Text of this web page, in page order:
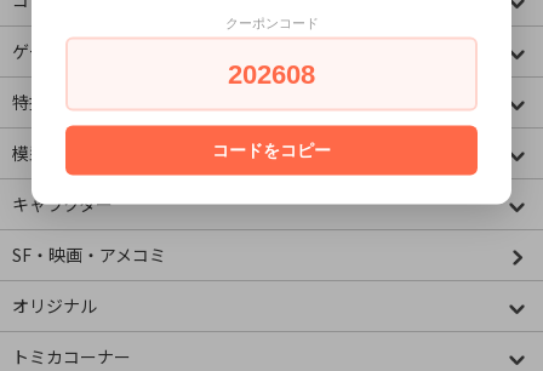
ゲームキャラクター
特撮・ヒーロー
模型・ミニチュア
キャラクター
SF・映画・アメコミ
オリジナル
トミカコーナー
クーポンコード
202608
コードをコピー